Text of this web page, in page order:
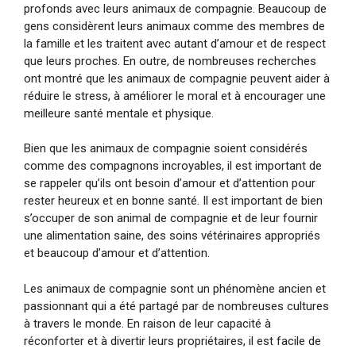
profonds avec leurs animaux de compagnie. Beaucoup de
gens considèrent leurs animaux comme des membres de
la famille et les traitent avec autant d’amour et de respect
que leurs proches. En outre, de nombreuses recherches
ont montré que les animaux de compagnie peuvent aider à
réduire le stress, à améliorer le moral et à encourager une
meilleure santé mentale et physique.
Bien que les animaux de compagnie soient considérés
comme des compagnons incroyables, il est important de
se rappeler qu’ils ont besoin d’amour et d’attention pour
rester heureux et en bonne santé. Il est important de bien
s’occuper de son animal de compagnie et de leur fournir
une alimentation saine, des soins vétérinaires appropriés
et beaucoup d’amour et d’attention.
Les animaux de compagnie sont un phénomène ancien et
passionnant qui a été partagé par de nombreuses cultures
à travers le monde. En raison de leur capacité à
réconforter et à divertir leurs propriétaires, il est facile de